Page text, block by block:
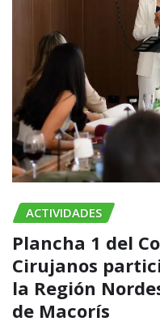
ACTIVIDADES
Plancha 1 del
Cirujanos
la Región
de Macorís